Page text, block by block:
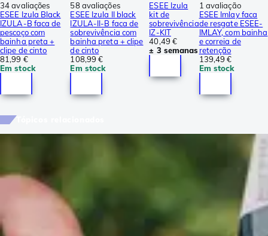
34 avaliações
ESEE Izula Black
IZULA-B faca de
pescoço com
bainha preta +
clipe de cinto
81,99 €
Em stock
58 avaliações
ESEE Izula II black
IZULA-II-B faca de
sobrevivência com
bainha preta + clipe
de cinto
108,99 €
Em stock
ESEE Izula
kit de
sobrevivência
IZ-KIT
40,49 €
± 3 semanas
1 avaliação
ESEE Imlay faca
de resgate ESEE-
IMLAY, com bainha
e correia de
retenção
139,49 €
Em stock